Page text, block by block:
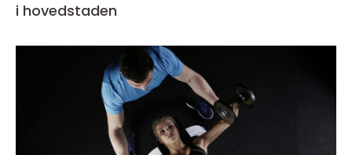
i hovedstaden